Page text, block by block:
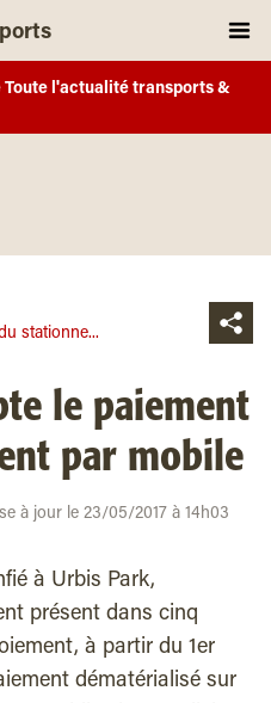
Toute l'actualité transports &
stationne...
le paiement
par mobile
à jour le 23/05/2017 à 14h03
à Urbis Park,
présent dans cinq
à partir du 1er
dématérialisé sur